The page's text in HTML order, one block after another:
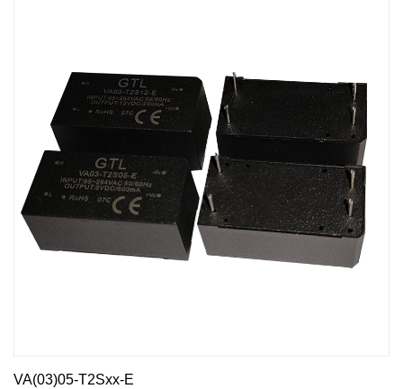
VA(03)05-T2Sxx-E